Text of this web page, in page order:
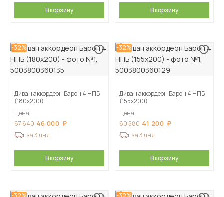
В корзину В корзину
-32%
Диван аккордеон Барон 4 НПБ
(180х200)
Цена
67 640 46 000
за 3 дня
В корзину
-32%
Диван аккордеон Барон 4 НПБ
(155х200)
Цена
60 580 41 200
за 3 дня
В корзину